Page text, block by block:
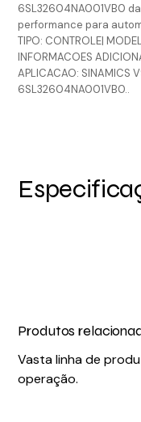
6SL32604NA001VB0
performance para
TIPO: CONTROLE|
INFORMACOES
APLICACAO: SINAMICS
6SL32604NA001VB0..
Produtos
Vasta linha de
operação.